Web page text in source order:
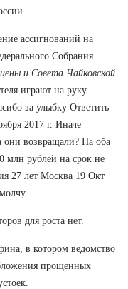
ассигнований на
Собрания
и Совета Чайковской
играют на руку
за улыбку Ответить
2017 г. Иначе
они возвращали? На оба
млн рублей на срок не
27 лет Москва 19 Окт
для роста нет.
в котором ведомство
прощенных